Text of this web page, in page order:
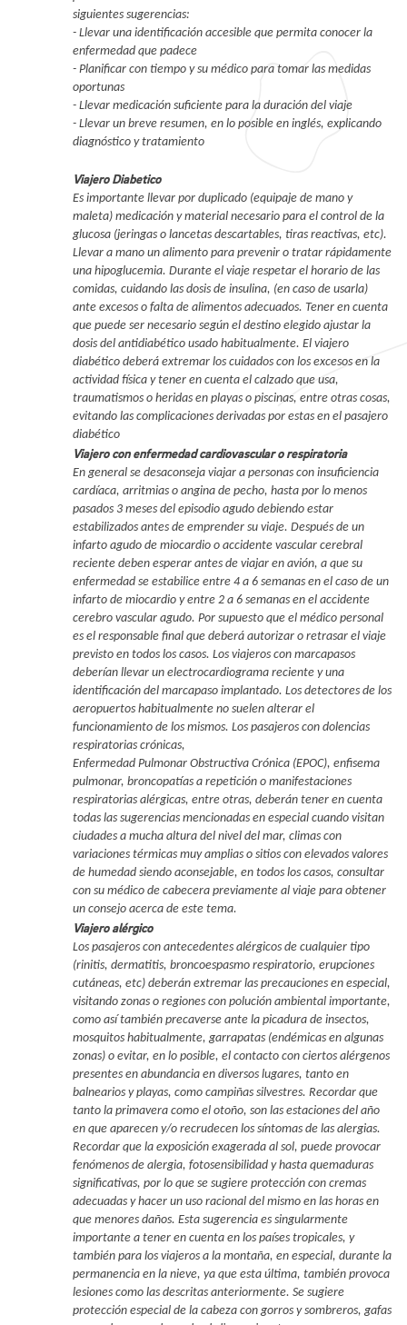
siguientes sugerencias:
- Llevar una identificación accesible que permita conocer la
enfermedad que padece
- Planificar con tiempo y su médico para tomar las medidas
oportunas
- Llevar medicación suficiente para la duración del viaje
- Llevar un breve resumen, en lo posible en inglés, explicando
diagnóstico y tratamiento
Viajero Diabetico
Es importante llevar por duplicado (equipaje de mano y
maleta) medicación y material necesario para el control de la
glucosa (jeringas o lancetas descartables, tiras reactivas, etc).
Llevar a mano un alimento para prevenir o tratar rápidamente
una hipoglucemia. Durante el viaje respetar el horario de las
comidas, cuidando las dosis de insulina, (en caso de usarla)
ante excesos o falta de alimentos adecuados. Tener en cuenta
que puede ser necesario según el destino elegido ajustar la
dosis del antidiabético usado habitualmente. El viajero
diabético deberá extremar los cuidados con los excesos en la
actividad física y tener en cuenta el calzado que usa,
traumatismos o heridas en playas o piscinas, entre otras cosas,
evitando las complicaciones derivadas por estas en el pasajero
diabético
Viajero con enfermedad cardiovascular o respiratoria
En general se desaconseja viajar a personas con insuficiencia
cardíaca, arritmias o angina de pecho, hasta por lo menos
pasados 3 meses del episodio agudo debiendo estar
estabilizados antes de emprender su viaje. Después de un
infarto agudo de miocardio o accidente vascular cerebral
reciente deben esperar antes de viajar en avión, a que su
enfermedad se estabilice entre 4 a 6 semanas en el caso de un
infarto de miocardio y entre 2 a 6 semanas en el accidente
cerebro vascular agudo. Por supuesto que el médico personal
es el responsable final que deberá autorizar o retrasar el viaje
previsto en todos los casos. Los viajeros con marcapasos
deberían llevar un electrocardiograma reciente y una
identificación del marcapaso implantado. Los detectores de los
aeropuertos habitualmente no suelen alterar el
funcionamiento de los mismos. Los pasajeros con dolencias
respiratorias crónicas,
Enfermedad Pulmonar Obstructiva Crónica (EPOC), enfisema
pulmonar, broncopatías a repetición o manifestaciones
respiratorias alérgicas, entre otras, deberán tener en cuenta
todas las sugerencias mencionadas en especial cuando visitan
ciudades a mucha altura del nivel del mar, climas con
variaciones térmicas muy amplias o sitios con elevados valores
de humedad siendo aconsejable, en todos los casos, consultar
con su médico de cabecera previamente al viaje para obtener
un consejo acerca de este tema.
Viajero alérgico
Los pasajeros con antecedentes alérgicos de cualquier tipo
(rinitis, dermatitis, broncoespasmo respiratorio, erupciones
cutáneas, etc) deberán extremar las precauciones en especial,
visitando zonas o regiones con polución ambiental importante,
como así también precaverse ante la picadura de insectos,
mosquitos habitualmente, garrapatas (endémicas en algunas
zonas) o evitar, en lo posible, el contacto con ciertos alérgenos
presentes en abundancia en diversos lugares, tanto en
balnearios y playas, como campiñas silvestres. Recordar que
tanto la primavera como el otoño, son las estaciones del año
en que aparecen y/o recrudecen los síntomas de las alergias.
Recordar que la exposición exagerada al sol, puede provocar
fenómenos de alergia, fotosensibilidad y hasta quemaduras
significativas, por lo que se sugiere protección con cremas
adecuadas y hacer un uso racional del mismo en las horas en
que menores daños. Esta sugerencia es singularmente
importante a tener en cuenta en los países tropicales, y
también para los viajeros a la montaña, en especial, durante la
permanencia en la nieve, ya que esta última, también provoca
lesiones como las descritas anteriormente. Se sugiere
protección especial de la cabeza con gorros y sombreros, gafas